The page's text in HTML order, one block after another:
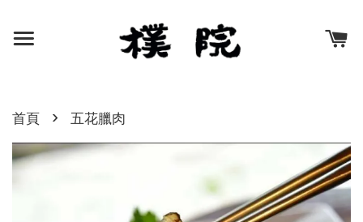
首頁 › 五花臘肉